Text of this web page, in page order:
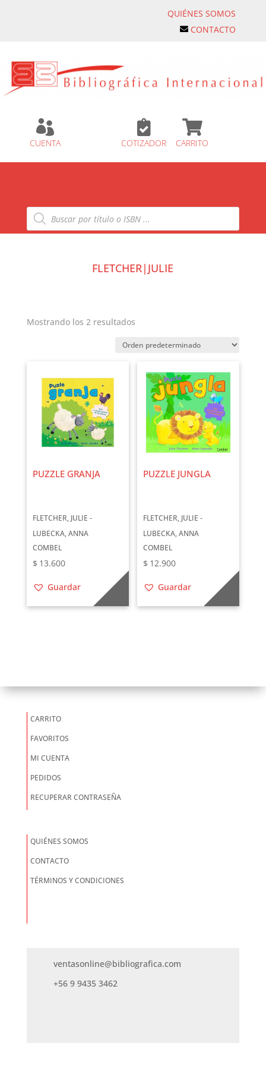
QUIÉNES SOMOS
CONTACTO

CUENTA

COTIZADOR

CARRITO
Búsqueda
de
productos
FLETCHER|JULIE
Mostrando los 2 resultados
PUZZLE GRANJA
FLETCHER, JULIE -
LUBECKA, ANNA
COMBEL
$ 13.600
Guardar
PUZZLE JUNGLA
FLETCHER, JULIE -
LUBECKA, ANNA
COMBEL
$ 12.900
Guardar
CARRITO
FAVORITOS
MI CUENTA
PEDIDOS
RECUPERAR CONTRASEÑA
QUIÉNES SOMOS
CONTACTO
TÉRMINOS Y CONDICIONES
ventasonline@bibliografica.com
+56 9 9435 3462